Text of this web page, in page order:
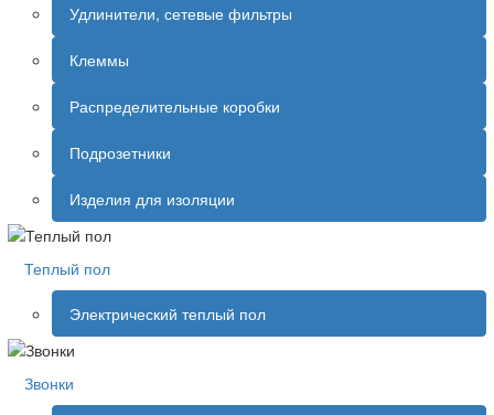
Удлинители, сетевые фильтры
Клеммы
Распределительные коробки
Подрозетники
Изделия для изоляции
Теплый пол
Электрический теплый пол
Звонки